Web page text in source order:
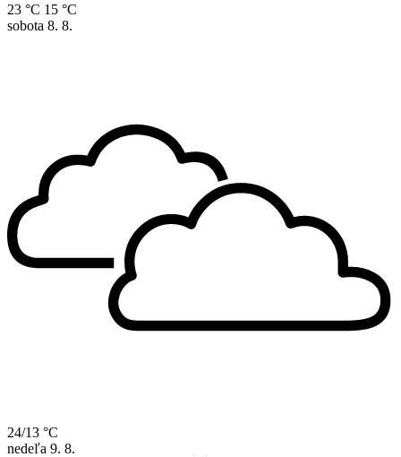
23 °C 15 °C
sobota 8. 8.
24/13 °C
nedeľa 9. 8.